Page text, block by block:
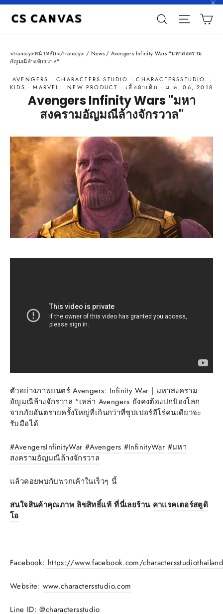
Skip
SearchSite
<transcy>หน้าหลัก</transcy> / News / Avengers Infinity Wars "มหาสงคราม
อัญมณีล้างจักรวาล"
AVENGERS ·CHARACTERS STUDIO ·CHARACTERSSTUDIO ·
KIDS ·MARVEL ·NEW PRODUCT ·เสื้อผ้าเด็ก ·ม.ค. 06, 2018
Avengers Infinity Wars "มหา
สงครามอัญมณีล้างจักรวาล"
ตัวอย่างภาพยนตร์ Avengers: Infinity War | มหาสงคราม
อัญมณีล้างจักรวาล “เหล่า Avengers ยังคงต้องปกป้องโลก
จากภัยอันตรายครั้งใหญ่ที่เกินกว่าที่ซุปเปอร์ฮีโร่คนเดียวจะ
รับมือได้
#AvengersInfinityWar #Avengers #InfinityWar #มหา
สงครามอัญมณีล้างจักรวาล
แล้วคอยพบกับพวกเค้าในเร็วๆ นี้
สนใจสินค้าคุณภาพ ลิขสิทธิ์แท้ ที่นี่เลยร้าน คาแรคเตอร์สตูดิ
โอ
Facebook: https://www.facebook.com/
Website:www.charactersstudio.com
Line ID: @charactersstudio